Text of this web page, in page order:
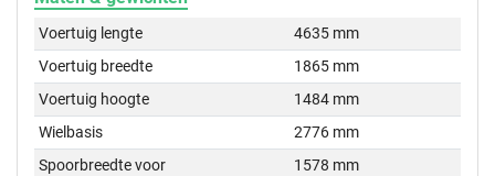
Voertuig lengte
4635 mm
Voertuig breedte
1865 mm
Voertuig hoogte
1484 mm
Wielbasis
2776 mm
Spoorbreedte voor
1578 mm